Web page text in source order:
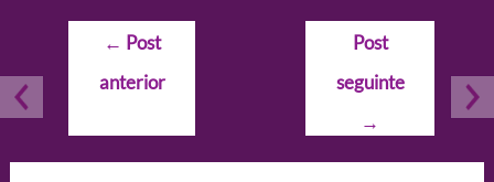
Navegação
Post
← Post
anterior
Post
seguinte
→